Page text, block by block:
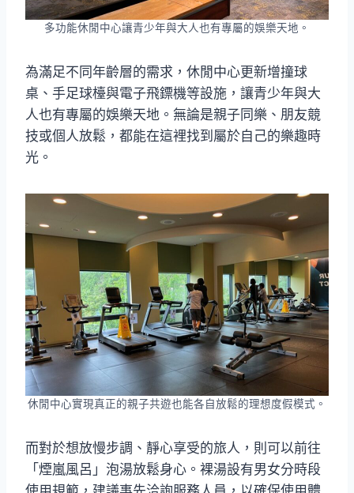
多功能休閒中心讓青少年與大人也有專屬的娛樂天地。
為滿足不同年齡層的需求，休閒中心更新增撞球
桌、手足球檯與電子飛鏢機等設施，讓青少年與大
人也有專屬的娛樂天地。無論是親子同樂、朋友競
技或個人放鬆，都能在這裡找到屬於自己的樂趣時
光。
休閒中心實現真正的親子共遊也能各自放鬆的理想度假模式。
而對於想放慢步調、靜心享受的旅人，則可以前往
「煙嵐風呂」泡湯放鬆身心。裸湯設有男女分時段